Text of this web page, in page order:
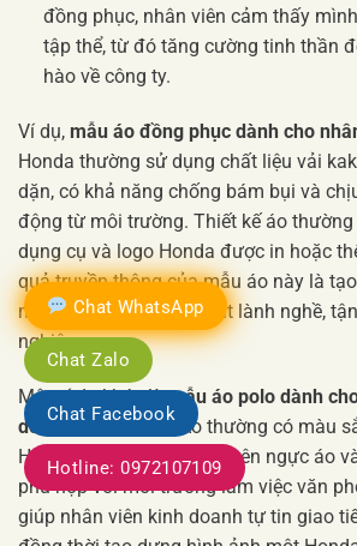
Chat WhatsApp
Chat Zalo
Chat Facebook
Hotline: 0972107109
đồng phục, nhân viên cảm thấy
tập thể, từ đó tăng cường tinh thần
hào về công ty.
Ví dụ, mẫu áo đồng phục dành cho
Honda thường sử dụng chất liệu vải
dặn, có khả năng chống bám bụi và
động từ môi trường. Thiết kế áo
dụng cụ và logo Honda được in hoặc
quả truyền thông của mẫu áo này là
những người thợ kỹ thuật lành nghề,
nghiệp.
Một ví dụ khác làmẫu áo polo dành
doanhcủa Honda. Áo thường có màu
Honda được thêu tinh tế trên ngực áo
phù hợp với môi trường làm việc văn
giúp nhân viên kinh doanh tự tin giao